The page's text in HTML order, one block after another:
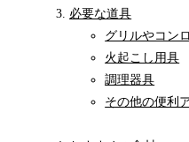
必要な道具
グリルやコンロ
火起こし用具
調理器具
その他の便利